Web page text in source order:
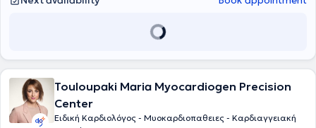
Touloupaki Maria Myocardiogen Precision
Center
Ειδική Καρδιολόγος - Μυοκαρδιοπαθειες - Καρδιαγγειακή